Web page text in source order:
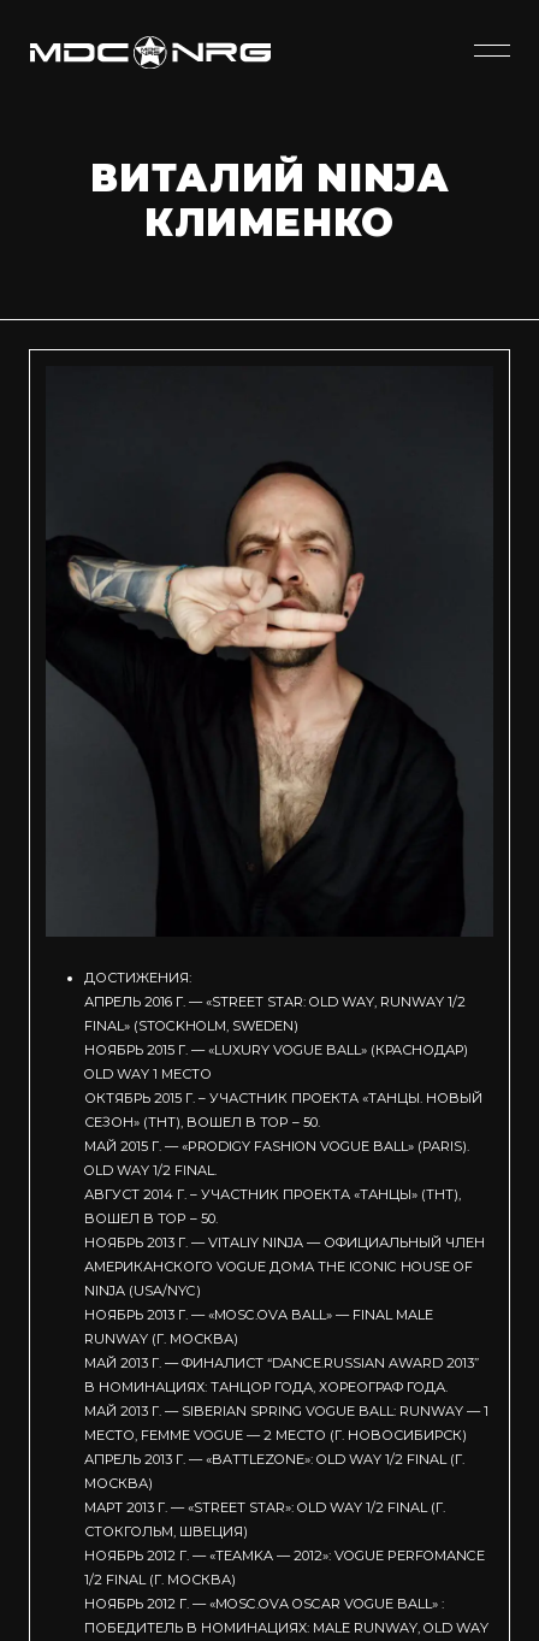
ВИТАЛИЙ NINJA
КЛИМЕНКО
ДОСТИЖЕНИЯ:
АПРЕЛЬ 2016 Г. — «STREET STAR: OLD WAY, RUNWAY 1/2
FINAL» (STOCKHOLM, SWEDEN)
НОЯБРЬ 2015 Г. — «LUXURY VOGUE BALL» (КРАСНОДАР)
OLD WAY 1 МЕСТО
ОКТЯБРЬ 2015 Г. – УЧАСТНИК ПРОЕКТА «ТАНЦЫ. НОВЫЙ
СЕЗОН» (ТНТ), ВОШЕЛ В TOP – 50.
МАЙ 2015 Г. — «PRODIGY FASHION VOGUE BALL» (PARIS).
OLD WAY 1/2 FINAL.
АВГУСТ 2014 Г. – УЧАСТНИК ПРОЕКТА «ТАНЦЫ» (ТНТ),
ВОШЕЛ В TOP – 50.
НОЯБРЬ 2013 Г. — VITALIY NINJA — ОФИЦИАЛЬНЫЙ ЧЛЕН
АМЕРИКАНСКОГО VOGUE ДОМА THE ICONIC HOUSE OF
NINJA (USA/NYC)
НОЯБРЬ 2013 Г. — «MOSC.OVA BALL» — FINAL MALE
RUNWAY (Г. МОСКВА)
МАЙ 2013 Г. — ФИНАЛИСТ “DANCE.RUSSIAN AWARD 2013”
В НОМИНАЦИЯХ: ТАНЦОР ГОДА, ХОРЕОГРАФ ГОДА.
МАЙ 2013 Г. — SIBERIAN SPRING VOGUE BALL: RUNWAY — 1
МЕСТО, FEMME VOGUE — 2 МЕСТО (Г. НОВОСИБИРСК)
АПРЕЛЬ 2013 Г. — «BATTLEZONE»: OLD WAY 1/2 FINAL (Г.
МОСКВА)
МАРТ 2013 Г. — «STREET STAR»: OLD WAY 1/2 FINAL (Г.
СТОКГОЛЬМ, ШВЕЦИЯ)
НОЯБРЬ 2012 Г. — «TEAMKA — 2012»: VOGUE PERFOMANCE
1/2 FINAL (Г. МОСКВА)
НОЯБРЬ 2012 Г. — «MOSC.OVA OSCAR VOGUE BALL» :
ПОБЕДИТЕЛЬ В НОМИНАЦИЯХ: MALE RUNWAY, OLD WAY